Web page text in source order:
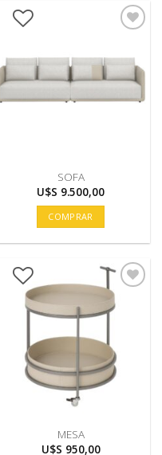
SOFA
U$S 9.500,00
COMPRAR
MESA
U$S 950,00